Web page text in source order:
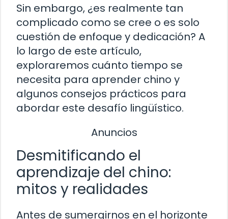
Sin embargo, ¿es realmente tan
complicado como se cree o es solo
cuestión de enfoque y dedicación? A
lo largo de este artículo,
exploraremos cuánto tiempo se
necesita para aprender chino y
algunos consejos prácticos para
abordar este desafío lingüístico.
Anuncios
Desmitificando el
aprendizaje del chino:
mitos y realidades
Antes de sumergirnos en el horizonte